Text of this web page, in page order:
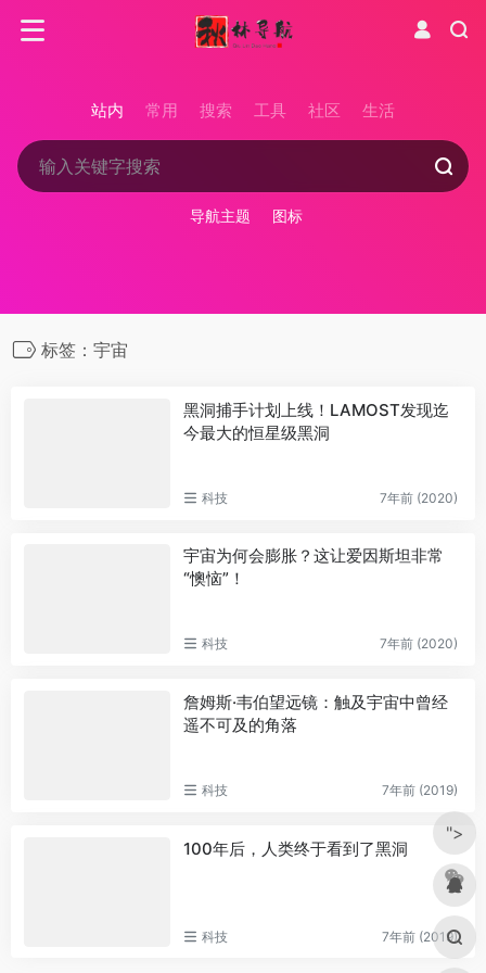
站内 常用 搜索 工具 社区 生活
导航主题 图标
标签：宇宙
黑洞捕手计划上线！LAMOST发现迄
今最大的恒星级黑洞
科技 7年前 (2020)
宇宙为何会膨胀？这让爱因斯坦非常
“懊恼”！
科技 7年前 (2020)
詹姆斯·韦伯望远镜：触及宇宙中曾经
遥不可及的角落
科技 7年前 (2019)
100年后，人类终于看到了黑洞
科技 7年前 (2019)
">